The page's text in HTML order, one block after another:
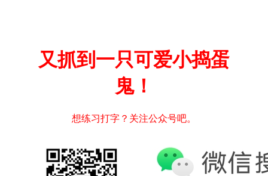
又抓到一只可爱小捣蛋
鬼！
想练习打字？关注公众号吧。